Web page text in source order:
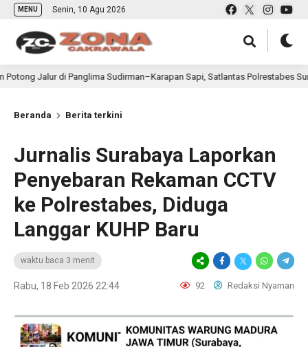
MENU Senin, 10 Agu 2026
di Panglima Sudirman–Karapan Sapi, Satlantas Polrestabes Surabaya
Beranda Berita terkini
Jurnalis Surabaya Laporkan
Penyebaran Rekaman CCTV
ke Polrestabes, Diduga
Langgar KUHP Baru
waktu baca 3 menit
Rabu, 18 Feb 2026 22:44 92 Redaksi Nyaman